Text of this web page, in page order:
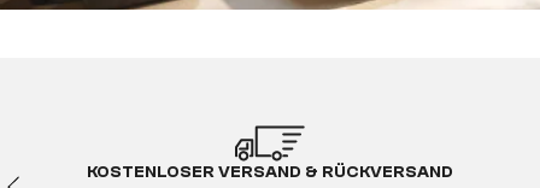
KOSTENLOSER VERSAND & RÜCKVERSAND